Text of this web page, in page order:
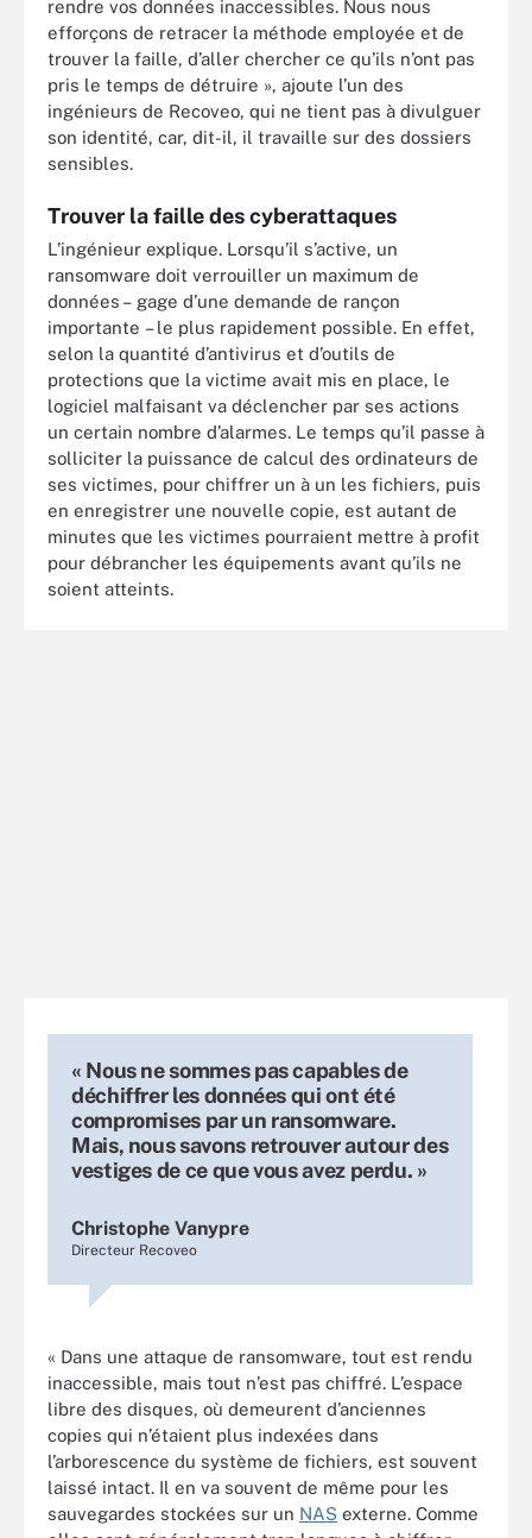
rendre vos données inaccessibles. Nous nous
efforçons de retracer la méthode employée et de
trouver la faille, d’aller chercher ce qu’ils n’ont pas
pris le temps de détruire », ajoute l’un des
ingénieurs de Recoveo, qui ne tient pas à divulguer
son identité, car, dit-il, il travaille sur des dossiers
sensibles.
Trouver la faille des cyberattaques
L’ingénieur explique. Lorsqu’il s’active, un
ransomware doit verrouiller un maximum de
données – gage d’une demande de rançon
importante – le plus rapidement possible. En effet,
selon la quantité d’antivirus et d’outils de
protections que la victime avait mis en place, le
logiciel malfaisant va déclencher par ses actions
un certain nombre d’alarmes. Le temps qu’il passe à
solliciter la puissance de calcul des ordinateurs de
ses victimes, pour chiffrer un à un les fichiers, puis
en enregistrer une nouvelle copie, est autant de
minutes que les victimes pourraient mettre à profit
pour débrancher les équipements avant qu’ils ne
soient atteints.
« Nous ne sommes pas capables de
déchiffrer les données qui ont été
compromises par un ransomware.
Mais, nous savons retrouver autour des
vestiges de ce que vous avez perdu. »
Christophe Vanypre
Directeur Recoveo
« Dans une attaque de ransomware, tout est rendu
inaccessible, mais tout n’est pas chiffré. L’espace
libre des disques, où demeurent d’anciennes
copies qui n’étaient plus indexées dans
l’arborescence du système de fichiers, est souvent
laissé intact. Il en va souvent de même pour les
sauvegardes stockées sur un NAS externe. Comme